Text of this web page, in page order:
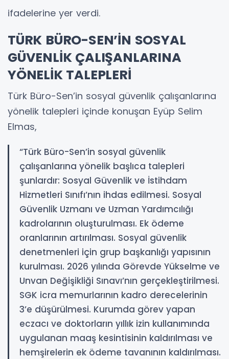
ifadelerine yer verdi.
TÜRK BÜRO-SEN’İN SOSYAL
GÜVENLİK ÇALIŞANLARINA
YÖNELİK TALEPLERİ
Türk Büro-Sen’in sosyal güvenlik çalışanlarına
yönelik talepleri içinde konuşan Eyüp Selim
Elmas,
“Türk Büro-Sen’in sosyal güvenlik
çalışanlarına yönelik başlıca talepleri
şunlardır: Sosyal Güvenlik ve İstihdam
Hizmetleri Sınıfı’nın ihdas edilmesi. Sosyal
Güvenlik Uzmanı ve Uzman Yardımcılığı
kadrolarının oluşturulması. Ek ödeme
oranlarının artırılması. Sosyal güvenlik
denetmenleri için grup başkanlığı yapısının
kurulması. 2026 yılında Görevde Yükselme ve
Unvan Değişikliği Sınavı’nın gerçekleştirilmesi.
SGK icra memurlarının kadro derecelerinin
3’e düşürülmesi. Kurumda görev yapan
eczacı ve doktorların yıllık izin kullanımında
uygulanan maaş kesintisinin kaldırılması ve
hemşirelerin ek ödeme tavanının kaldırılması.